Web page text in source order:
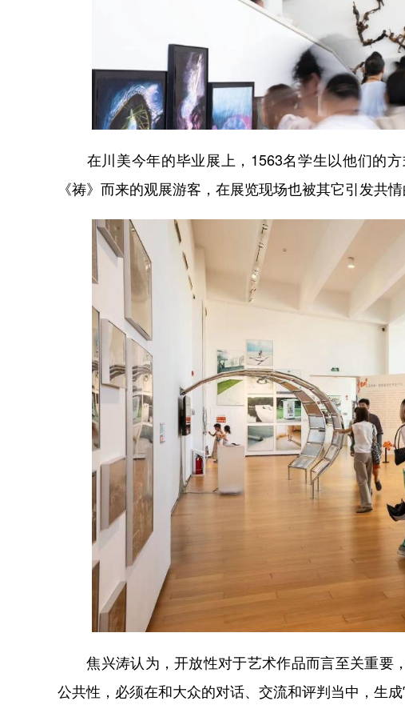
在川美今年的毕业展上，1563名学生以他们的方
《祷》而来的观展游客，在展览现场也被其它引发共
焦兴涛认为，开放性对于艺术作品而言至关重要
公共性，必须在和大众的对话、交流和评判当中，生成